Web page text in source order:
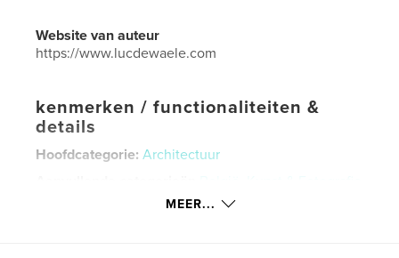
Website van auteur
https://www.lucdewaele.com
kenmerken / functionaliteiten &
details
Hoofdcategorie: Architectuur
Standaard liggend, 25×20 cm
MEER...